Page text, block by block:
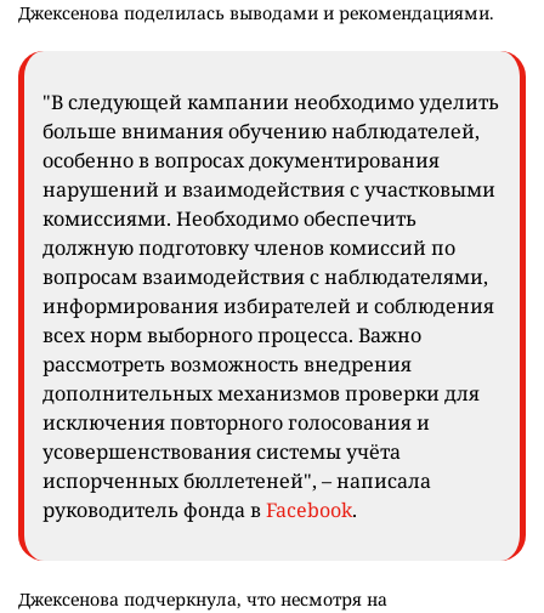
Джексенова поделилась выводами и рекомендациями.
"В следующей кампании необходимо уделить
больше внимания обучению наблюдателей,
особенно в вопросах документирования
нарушений и взаимодействия с участковыми
комиссиями. Необходимо обеспечить
должную подготовку членов комиссий по
вопросам взаимодействия с наблюдателями,
информирования избирателей и соблюдения
всех норм выборного процесса. Важно
рассмотреть возможность внедрения
дополнительных механизмов проверки для
исключения повторного голосования и
усовершенствования системы учёта
испорченных бюллетеней", – написала
руководитель фонда вFacebook.
Джексенова подчеркнула, что несмотря на